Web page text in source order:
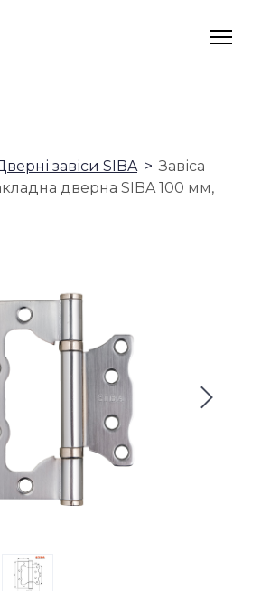
завіси SIBA
Завіса
дверна SIBA 100 мм,